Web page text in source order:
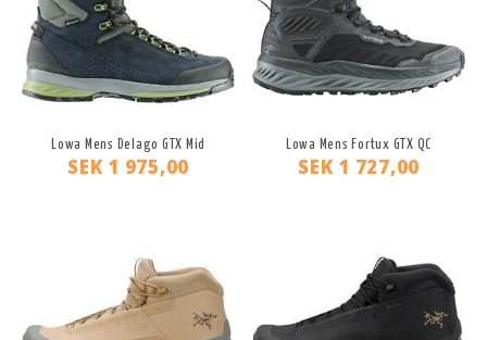
Lowa Mens Delago GTX Mid
SEK 1 975,00
Lowa Mens Fortux GTX QC
SEK 1 727,00